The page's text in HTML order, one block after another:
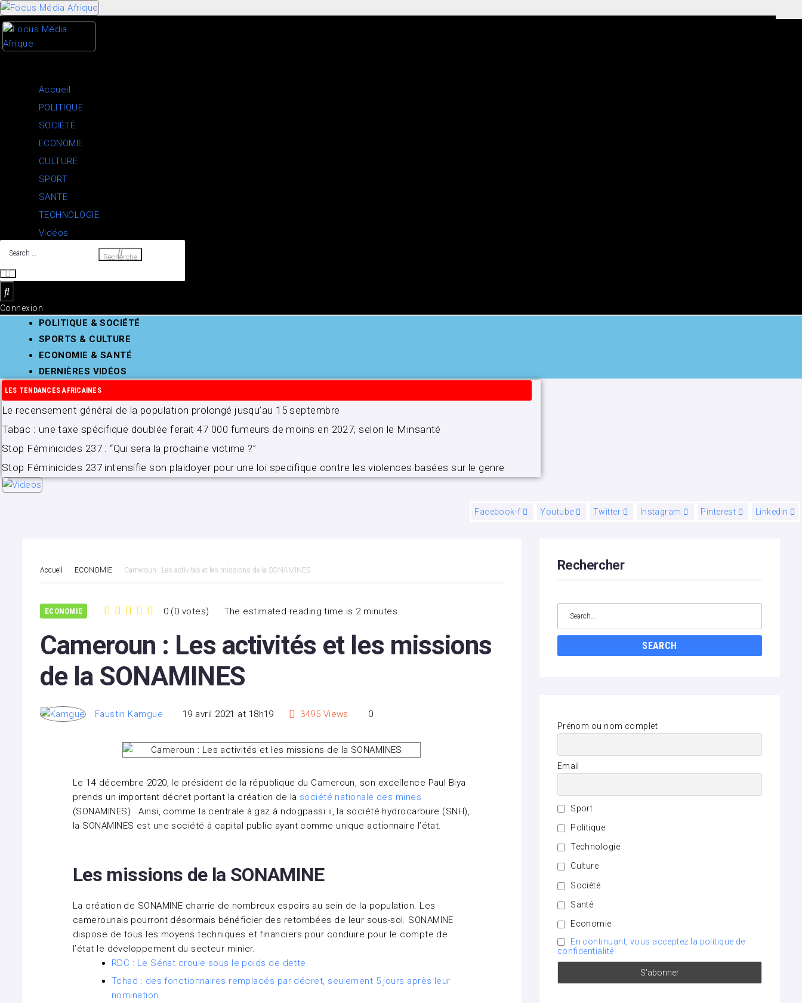
Skip
to
content
Accueil
POLITIQUE
SOCIÉTÉ
ECONOMIE
CULTURE
SPORT
SANTE
TECHNOLOGIE
Vidéos
Recherche
Connexion
POLITIQUE & SOCIÉTÉ
SPORTS & CULTURE
ECONOMIE & SANTÉ
DERNIÈRES VIDÉOS
LES TENDANCES AFRICAINES
Le recensement général de la population prolongé jusqu’au 15 septembre
Tabac : une taxe spécifique doublée ferait 47 000 fumeurs de moins en 2027, selon le Minsanté
Stop Féminicides 237 : “Qui sera la prochaine victime ?”
Stop Féminicides 237 intensifie son plaidoyer pour une loi specifique contre les violences basées sur le genre
Facebook-f Youtube Twitter Instagram Pinterest Linkedin
Accueil ECONOMIE Cameroun : Les activités et les missions de la SONAMINES
ECONOMIE 0 (0 votes) The estimated reading time is 2 minutes
Cameroun : Les activités et les missions
de la SONAMINES
Faustin Kamgue 19 avril 2021 at 18h19 3495 Views 0
Le 14 décembre 2020, le président de la république du Cameroun, son excellence Paul Biya
prends un important décret portant la création de la société nationale des mines
(SONAMINES) . Ainsi, comme la centrale à gaz à ndogpassi ii, la société hydrocarbure (SNH),
la SONAMINES est une société à capital public ayant comme unique actionnaire l’état.
Les missions de la SONAMINE
La création de SONAMINE charrie de nombreux espoirs au sein de la population. Les
camerounais pourront désormais bénéficier des retombées de leur sous-sol. SONAMINE
dispose de tous les moyens techniques et financiers pour conduire pour le compte de
l’état le développement du secteur minier.
RDC : Le Sénat croule sous le poids de dette
Tchad : des fonctionnaires remplacés par décret, seulement 5 jours après leur
nomination.
Rechercher
SEARCH
Prénom ou nom complet
Email
Sport
Politique
Technologie
Culture
Société
Santé
Economie
En continuant, vous acceptez la politique de
confidentialité